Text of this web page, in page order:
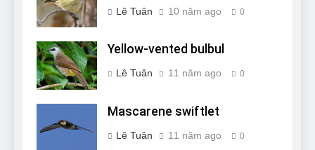
Lê Tuân 10 năm ago 0
Yellow-vented bulbul
Lê Tuân 11 năm ago 0
Mascarene swiftlet
Lê Tuân 11 năm ago 0